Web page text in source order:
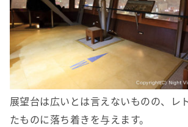
展望台は広いとは言えないものの、レ
たものに落ち着きを与えます。